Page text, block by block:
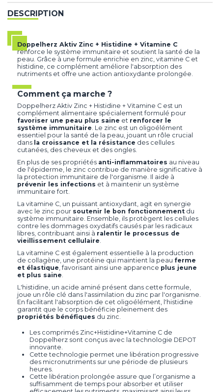
DESCRIPTION
Doppelherz Aktiv Zinc + Histidine + Vitamine C
renforce le système immunitaire et soutient la santé de la
peau. Grâce à une formule enrichie en zinc, vitamine C et
histidine, ce complément améliore l'absorption des
nutriments et offre une action antioxydante prolongée.
Comment ça marche ?
Doppelherz Aktiv Zinc + Histidine + Vitamine C est un
complément alimentaire spécialement formulé pour
favoriser une peau plus saine et renforcer le
système immunitaire . Le zinc est un oligoélément
essentiel pour la santé de la peau, jouant un rôle crucial
dans la croissance et la résistance des cellules
cutanées, des cheveux et des ongles.
En plus de ses propriétés anti-inflammatoires au niveau
de l'épiderme, le zinc contribue de manière significative à
la protection immunitaire de l'organisme. Il aide à
prévenir les infections et à maintenir un système
immunitaire fort.
La vitamine C, un puissant antioxydant, agit en synergie
avec le zinc pour soutenir le bon fonctionnement du
système immunitaire. Ensemble, ils protègent les cellules
contre les dommages oxydatifs causés par les radicaux
libres, contribuant ainsi à ralentir le processus de
vieillissement cellulaire
La vitamine C est également essentielle à la production
de collagène, une protéine qui maintient la peau ferme
et élastique , favorisant ainsi une apparence plus jeune
et plus saine
L'histidine, un acide aminé présent dans cette formule,
joue un rôle clé dans l'assimilation du zinc par l'organisme.
En facilitant l'absorption de cet oligoélément, l'histidine
garantit que le corps bénéficie pleinement des
propriétés bénéfiques du zinc.
Les comprimés Zinc+Histidine+Vitamine C de
Doppelherz sont conçus avec la technologie DEPOT
innovante.
Cette technologie permet une libération progressive
des micronutriments sur une période de plusieurs
heures.
Cette libération prolongée assure que l’organisme a
suffisamment de temps pour absorber et utiliser